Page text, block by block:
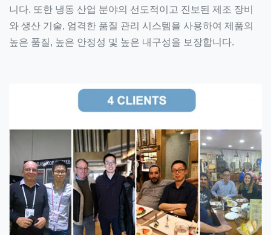
니다. 또한 냉동 산업 분야의 선도적이고 진보된 제조 장비
와 생산 기술, 엄격한 품질 관리 시스템을 사용하여 제품의
높은 품질, 높은 안정성 및 높은 내구성을 보장합니다.